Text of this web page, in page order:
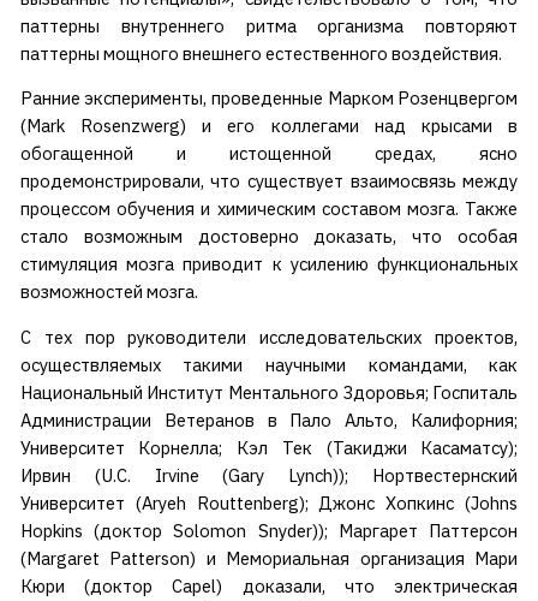
паттерны внутреннего ритма организма повторяют
паттерны мощного внешнего естественного воздействия.
Ранние эксперименты, проведенные Марком Розенцвергом
(Mark Rosenzwerg) и его коллегами над крысами в
обогащенной и истощенной средах, ясно
продемонстрировали, что существует взаимосвязь между
процессом обучения и химическим составом мозга. Также
стало возможным достоверно доказать, что особая
стимуляция мозга приводит к усилению функциональных
возможностей мозга.
С тех пор руководители исследовательских проектов,
осуществляемых такими научными командами, как
Национальный Институт Ментального Здоровья; Госпиталь
Администрации Ветеранов в Пало Альто, Калифорния;
Университет Корнелла; Кэл Тек (Такиджи Касаматсу);
Ирвин (U.C. Irvine (Gary Lynch)); Нортвестернский
Университет (Aryeh Routtenberg); Джонс Хопкинс (Johns
Hopkins (доктор Solomon Snyder)); Маргарет Паттерсон
(Margaret Patterson) и Мемориальная организация Мари
Кюри (доктор Capel) доказали, что электрическая